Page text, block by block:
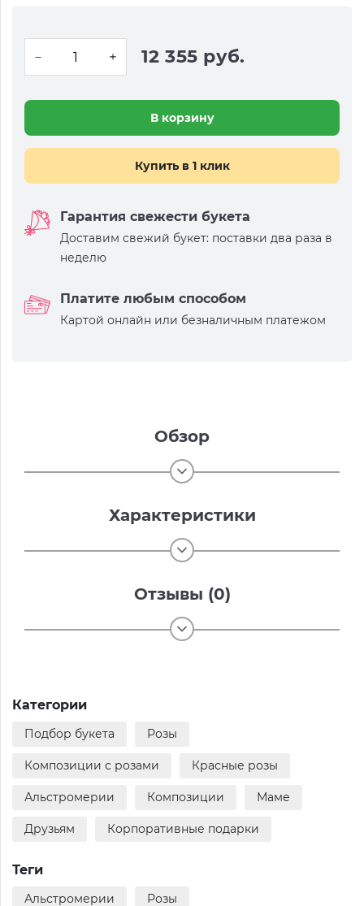
12 355 руб.
В корзину
Купить в 1 клик
Гарантия свежести букета
Доставим свежий букет: поставки два раза в
неделю
Платите любым способом
Картой онлайн или безналичным платежом
Обзор
Характеристики
Отзывы (0)
Категории
Подбор букета Розы
Композиции с розами Красные розы
Альстромерии Композиции Маме
Друзьям Корпоративные подарки
Теги
Альстромерии Розы